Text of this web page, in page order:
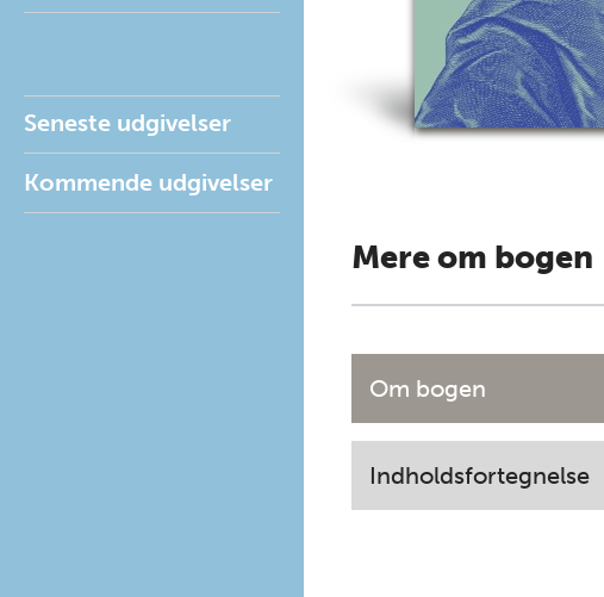
Seneste udgivelser
Kommende udgivelser
Mere om bogen
Om bogen
Indholdsfortegnelse